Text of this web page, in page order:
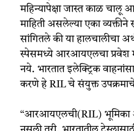
महिन्यापेक्षा जास्त काळ चालू
माहिती असलेल्या एका व्यक्तीने
सांगितले की या हालचालीचा
स्पेसमध्ये आरआयएलचा प्रवेश
नये. भारतात इलेक्ट्रिक
करणे हे RIL चे संयुक्त उपक्रमाचे
“आरआयएलची(RIL) भूमिका